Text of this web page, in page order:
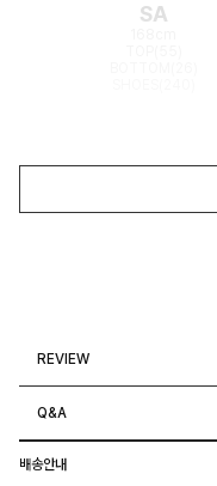
SA
REVIEW
Q&A
배송안내